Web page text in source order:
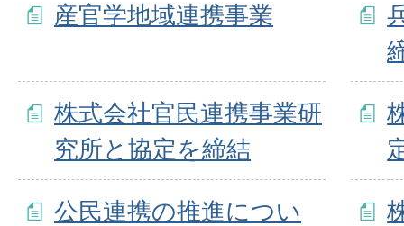
産官学地域連携事業
株式会社官民連携事業研
究所と協定を締結
公民連携の推進につい